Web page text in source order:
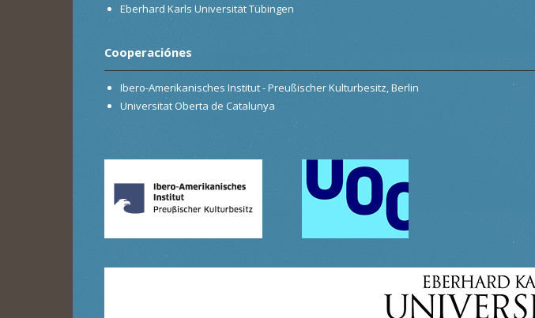
Eberhard Karls Universität Tübingen
Cooperaciónes
Ibero-Amerikanisches Institut - Preußischer Kulturbesitz, Berlin
Universitat Oberta de Catalunya